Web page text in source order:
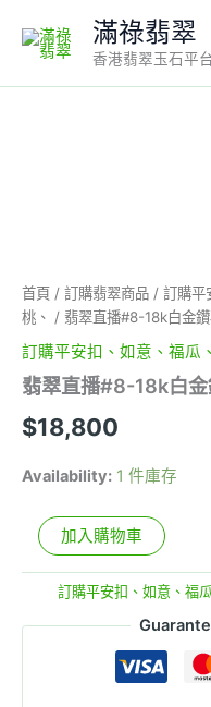
content
滿祿翡翠
香港翡翠玉石平
首頁 / 訂購翡翠商品 / 訂購平
桃、 / 翡翠直播#8-18k白金
訂購平安扣、如意、福瓜
翡翠直播#8-18k白
$18,800
Availability: 1 件庫存
鑽
石
翡
樹
吊
數
加入購物車
訂購平安扣、如意、福